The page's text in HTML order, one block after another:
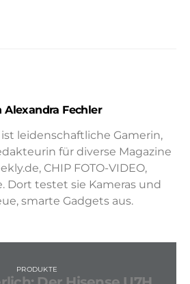
Alexandra Fechler
ist leidenschaftliche Gamerin,
für diverse Magazine
CHIP FOTO-VIDEO,
Dort testet sie Kameras und
smarte Gadgets aus.
PRODUKTE